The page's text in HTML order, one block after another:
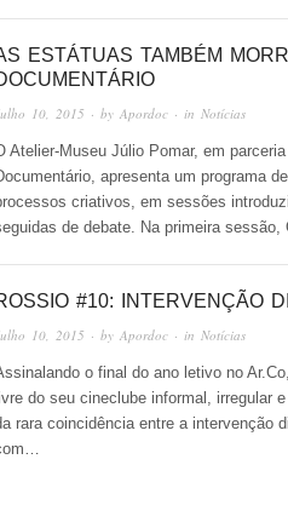
ESTÁTUAS TAMBÉM
10, 2015 · by Apordoc · in Notícias
Atelier-Museu Júlio Pomar, em
apresenta um programa
criativos, em sessões
de debate. Na primeira
#10: INTERVENÇÃO
10, 2015 · by Apordoc · in Notícias
o final do ano letivo no
livre do seu cineclube informal, irregular
rara coincidência entre a intervenção